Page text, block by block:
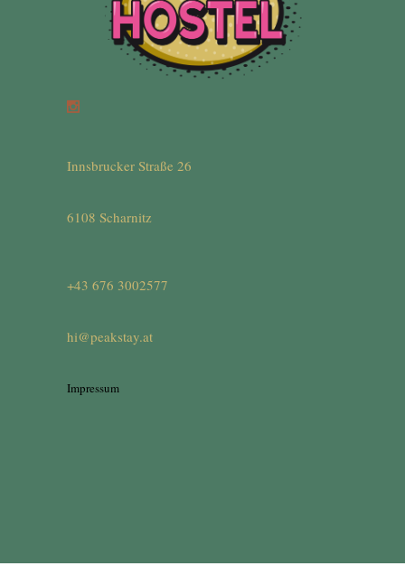
Innsbrucker Straße 26
6108 Scharnitz
+43 676 3002577
hi@peakstay.at
Impressum